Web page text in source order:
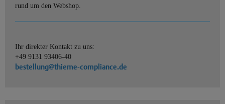
rund um den Webshop.
Ihr direkter Kontakt zu uns:
+49 9131 93406-40
bestellung@thieme-compliance.de